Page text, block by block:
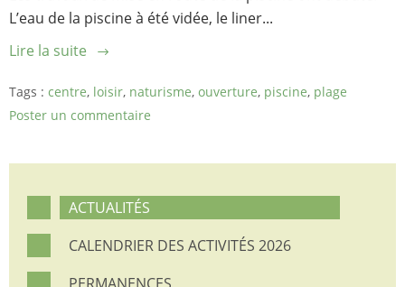
L’eau de la piscine à été vidée, le liner...
Lire la suite
Tags : centre, loisir, naturisme, ouverture, piscine, plage
Poster un commentaire
ACTUALITÉS
CALENDRIER DES ACTIVITÉS 2026